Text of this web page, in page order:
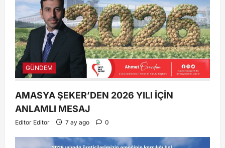
GÜNDEM
AMASYA ŞEKER’DEN 2026 YILI İÇİN
ANLAMLI MESAJ
Editor Editor 7 ay ago 0